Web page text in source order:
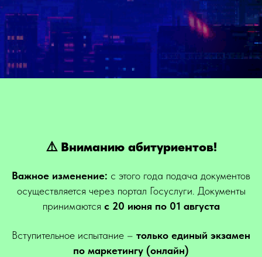
⚠️ Вниманию абитуриентов!
Важное изменение: с этого года подача документов
осуществляется через портал Госуслуги. Документы
принимаются с 20 июня по 01 августа
Вступительное испытание – только единый экзамен
по маркетингу (онлайн)